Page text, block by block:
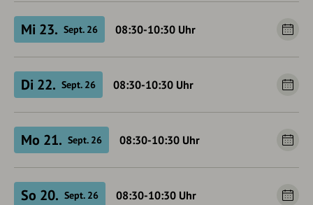
Mi 23. Sept. 26 08:30-10:30 Uhr
Di 22. Sept. 26 08:30-10:30 Uhr
Mo 21. Sept. 26 08:30-10:30 Uhr
So 20. Sept. 26 08:30-10:30 Uhr